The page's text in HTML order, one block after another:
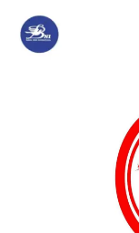
content